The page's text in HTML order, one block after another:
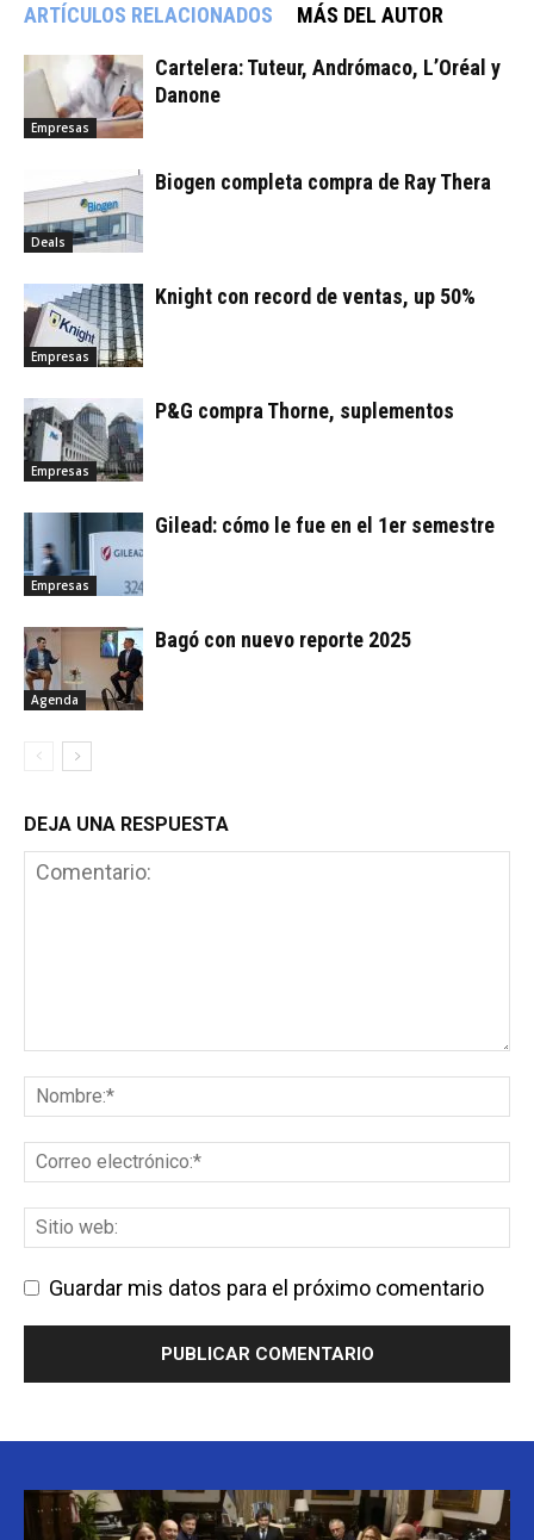
ARTÍCULOS RELACIONADOS MÁS DEL AUTOR
Empresas
Cartelera: Tuteur, Andrómaco, L’Oréal y
Danone
Deals
Biogen completa compra de Ray Thera
Empresas
Knight con record de ventas, up 50%
Empresas
P&G compra Thorne, suplementos
Empresas
Gilead: cómo le fue en el 1er semestre
Agenda
Bagó con nuevo reporte 2025
DEJA UNA RESPUESTA
Guardar mis datos para el próximo comentario